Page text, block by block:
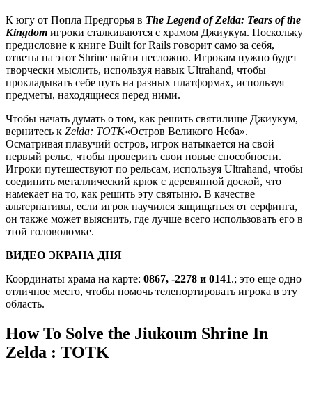
К югу от Попла Предгорья в The Legend of Zelda: Tears of the
Kingdom игроки сталкиваются с храмом Джиукум. Поскольку
предисловие к книге Built for Rails говорит само за себя,
ответы на этот Shrine найти несложно. Игрокам нужно будет
творчески мыслить, используя навык Ultrahand, чтобы
прокладывать себе путь на разных платформах, используя
предметы, находящиеся перед ними.
Чтобы начать думать о том, как решить святилище Джиукум,
вернитесь к Zelda: TOTK«Остров Великого Неба».
Осматривая плавучий остров, игрок натыкается на свой
первый рельс, чтобы проверить свои новые способности.
Игроки путешествуют по рельсам, используя Ultrahand, чтобы
соединить металлический крюк с деревянной доской, что
намекает на то, как решить эту святыню. В качестве
альтернативы, если игрок научился защищаться от серфинга,
он также может выяснить, где лучше всего использовать его в
этой головоломке.
ВИДЕО ЭКРАНА ДНЯ
Координаты храма на карте: 0867, -2278 и 0141.; это еще одно
отличное место, чтобы помочь телепортировать игрока в эту
область.
How To Solve the Jiukoum Shrine In
Zelda : TOTK